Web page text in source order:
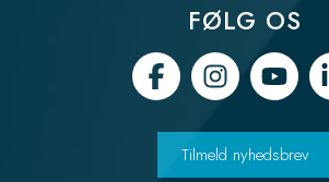
FØLG OS
Tilmeld nyhedsbrev